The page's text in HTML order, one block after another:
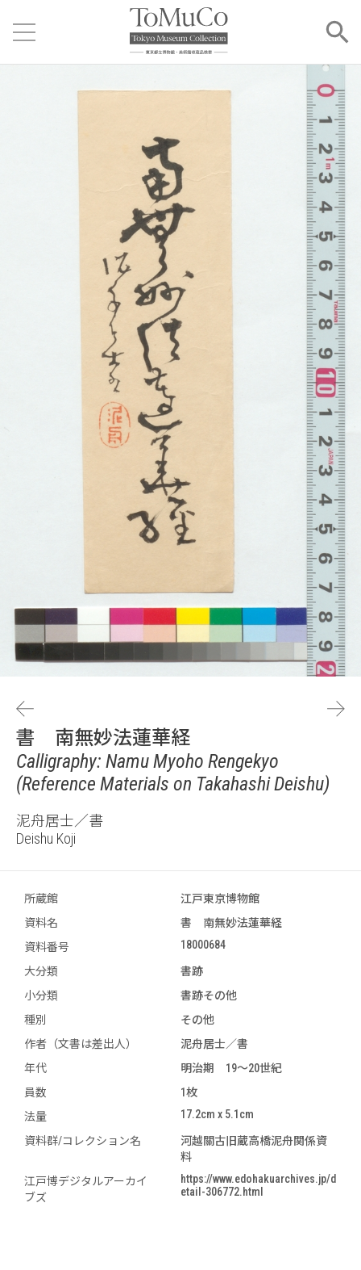
書 南無妙法蓮華経
Calligraphy: Namu Myoho Rengekyo
(Reference Materials on Takahashi Deishu)
泥舟居士／書
Deishu Koji
所蔵館
江戸東京博物館
資料名
書 南無妙法蓮華経
資料番号
18000684
大分類
書跡
小分類
書跡その他
種別
その他
作者（文書は差出人）
泥舟居士／書
年代
明治期 19～20世紀
員数
1枚
法量
17.2cm x 5.1cm
資料群/コレクション名
河越關古旧蔵高橋泥舟関係資
料
江戸博デジタルアーカイ
ブズ
https://www.edohakuarchives.jp/d
etail-306772.html